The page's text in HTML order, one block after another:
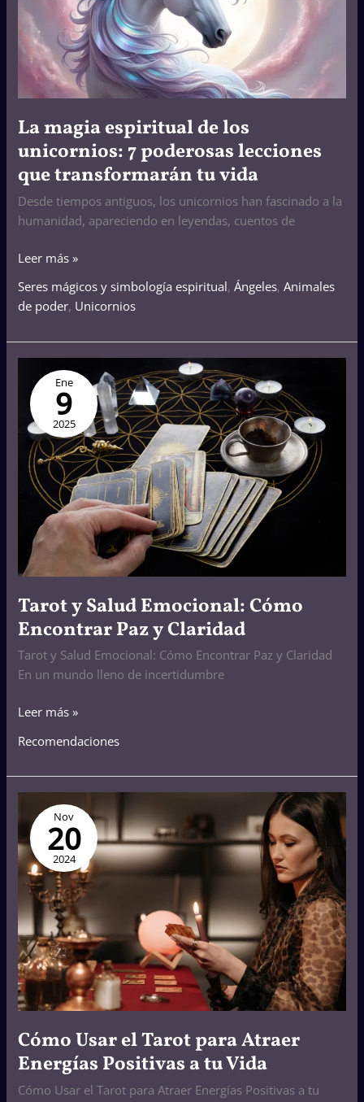
La magia espiritual de los
unicornios: 7 poderosas lecciones
que transformarán tu vida
Desde tiempos antiguos, los unicornios han fascinado a la
humanidad, apareciendo en leyendas, cuentos de
unicornios:
7
poderosas
lecciones
que
transformarán
tu
vida
Leer más »
Seres mágicos y simbología espiritual,Ángeles,Animales
de poder, Unicornios
Ene
9
2025
Tarot y Salud Emocional: Cómo
Encontrar Paz y Claridad
Tarot y Salud Emocional: Cómo Encontrar Paz y Claridad
En un mundo lleno de incertidumbre
Salud
Emocional:
Cómo
Encontrar
Paz
Claridad
Leer más »
Recomendaciones
Nov
20
2024
Cómo Usar el Tarot para Atraer
Energías Positivas a tu Vida
Cómo Usar el Tarot para Atraer Energías Positivas a tu
Usar
el
Tarot
para
Atraer
Energías
Positivas
a
tu
Vida